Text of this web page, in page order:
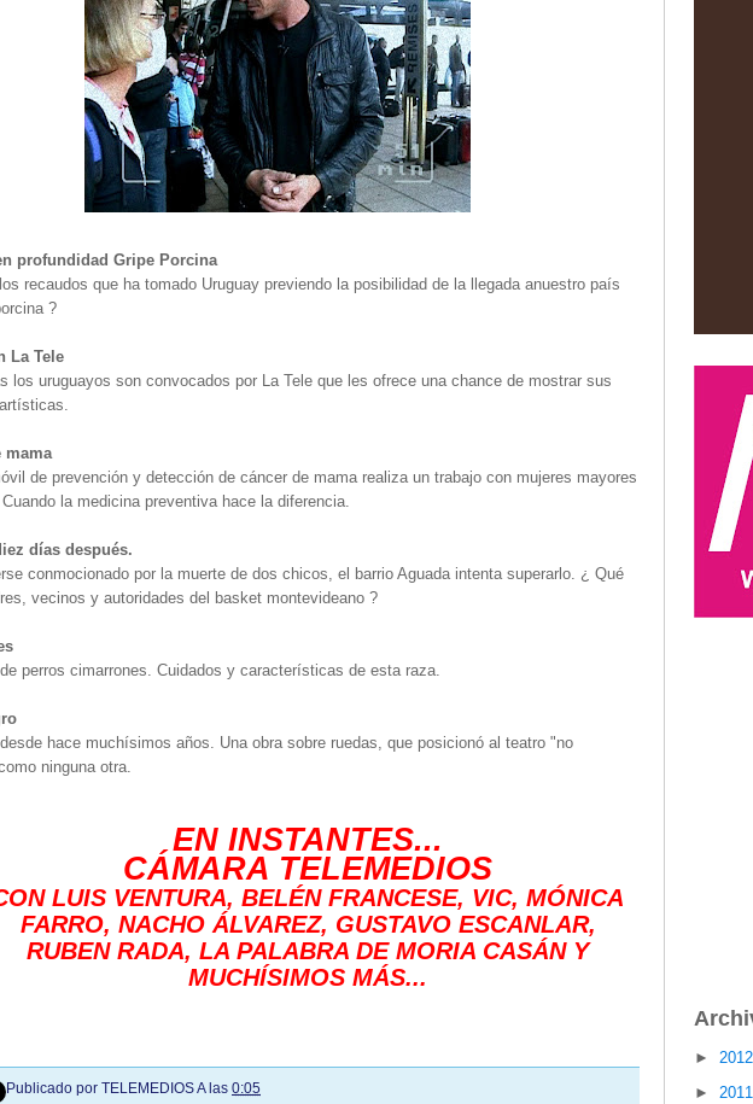
profundidad Gripe Porcina
recaudos que ha tomado Uruguay previendo la posibilidad de la llegada anuestro país
?
La Tele
los uruguayos son convocados por La Tele que les ofrece una chance de mostrar sus
mama
de prevención y detección de cáncer de mama realiza un trabajo con mujeres mayores
la medicina preventiva hace la diferencia.
días después.
conmocionado por la muerte de dos chicos, el barrio Aguada intenta superarlo. ¿ Qué
vecinos y autoridades del basket montevideano ?
perros cimarrones. Cuidados y características de esta raza.
hace muchísimos años. Una obra sobre ruedas, que posicionó al teatro "no
ninguna otra.
EN INSTANTES...
CÁMARA TELEMEDIOS
LUIS VENTURA, BELÉN FRANCESE, VIC, MÓNICA
FARRO, NACHO ÁLVAREZ, GUSTAVO ESCANLAR,
RUBEN RADA, LA PALABRA DE MORIA CASÁN Y
MUCHÍSIMOS MÁS...
Publicado por TELEMEDIOSA las 0:05
►
►